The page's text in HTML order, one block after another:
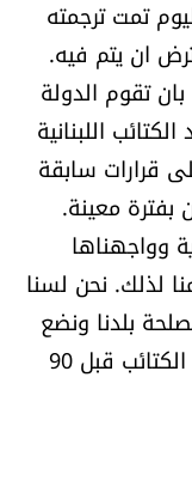
35 سنة، واليوم تمت ترجمته
ان يتم فيه.
تقوم الدولة
اللبنانية
قرارات سابقة
معينة.
وواجهناها
لذلك. نحن لسنا
بلدنا ونضع
لبنان اولا، مثلما إعتدنا منذ وجد حزب الكتائب قبل 90